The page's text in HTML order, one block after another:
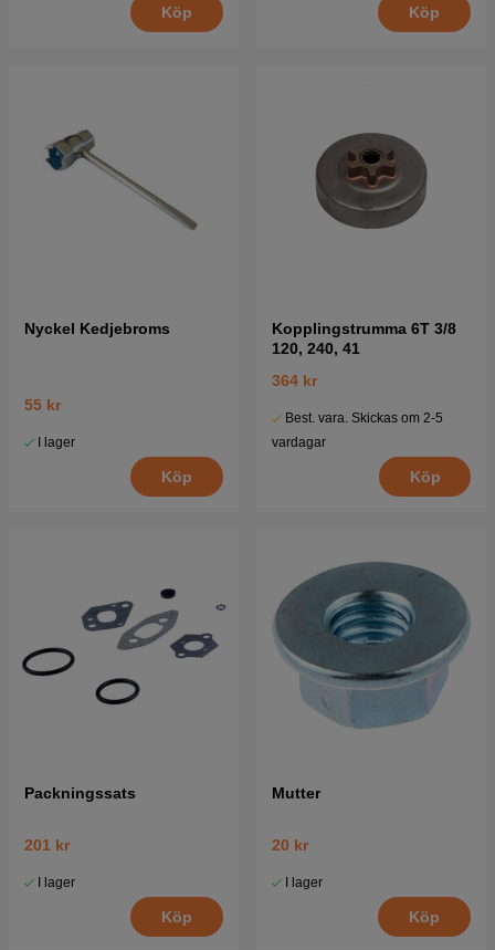
Köp Köp
Nyckel Kedjebroms
55 kr
I lager
Köp
Kopplingstrumma 6T 3/8
120, 240, 41
364 kr
Best. vara. Skickas om 2-5
vardagar
Köp
Packningssats
201 kr
I lager
Köp
Mutter
20 kr
I lager
Köp